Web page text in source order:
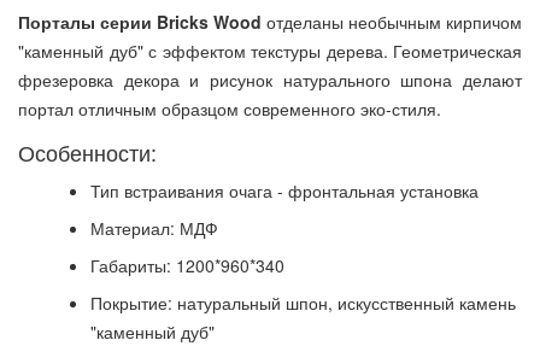
Порталы серии Bricks Wood отделаны необычным кирпичом
"каменный дуб" с эффектом текстуры дерева. Геометрическая
фрезеровка декора и рисунок натурального шпона делают
портал отличным образцом современного эко-стиля.
Особенности:
Тип встраивания очага - фронтальная установка
Материал: МДФ
Габариты: 1200*960*340
Покрытие: натуральный шпон, искусственный камень
"каменный дуб"